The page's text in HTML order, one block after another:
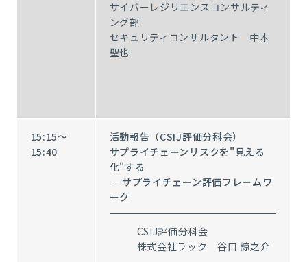
サイバーレジリエンスコンサルティ
ング部
セキュリティコンサルタント 中木
聖也
15:15～
15:40
活動報告（CSIJ評価分科会）
サプライチェーンリスクを"見える
化"する
― サプライチェーン評価フレームワ
ーク
CSIJ評価分科会
株式会社ラック 谷口 諒之介